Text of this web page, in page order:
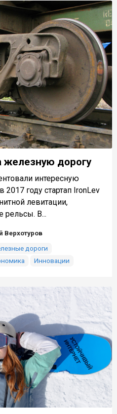
железную дорогу
интересную
2017 году стартап IronLev
левитации,
рельсы. В...
Верхотуров
дороги
Инновации